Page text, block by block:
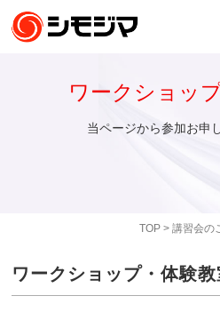
TOP> 講習会の
ワークショッ
当ページから参加お申
ワークショップ・体験